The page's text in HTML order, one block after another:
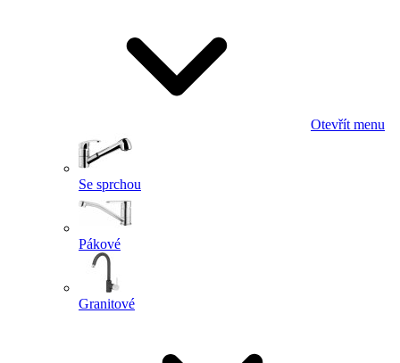
Otevřít menu
Se sprchou
Pákové
Granitové